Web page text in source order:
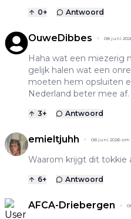
0+ Antwoord
OuweDibbes 08 juni
Haha wat een miezerig
gelijk halen wat een
moeten hem opsluiten
Nederland beter mee af.
3+ Antwoord
emieltjuhh 08 juni 2026 om
Waarom krijgt dit tokkie
6+ Antwoord
AFCA-Driebergen